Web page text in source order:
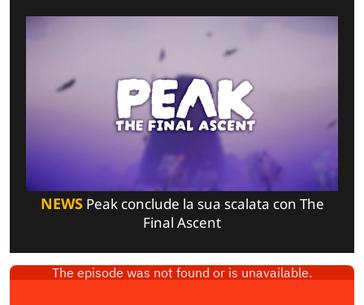
NEWSPeak conclude la sua scalata con The
Final Ascent